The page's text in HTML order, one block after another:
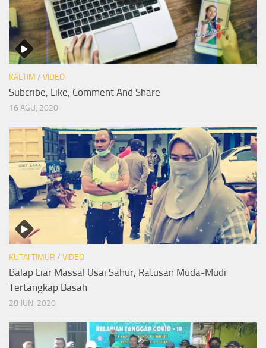
KALTIM / VIDEO
Subcribe, Like, Comment And Share
16 AGU, 2020
KUTAI TIMUR / VIDEO
Balap Liar Massal Usai Sahur, Ratusan Muda-Mudi
Tertangkap Basah
28 JUN, 2020